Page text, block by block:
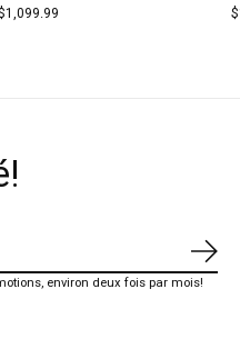
environ deux fois par mois!